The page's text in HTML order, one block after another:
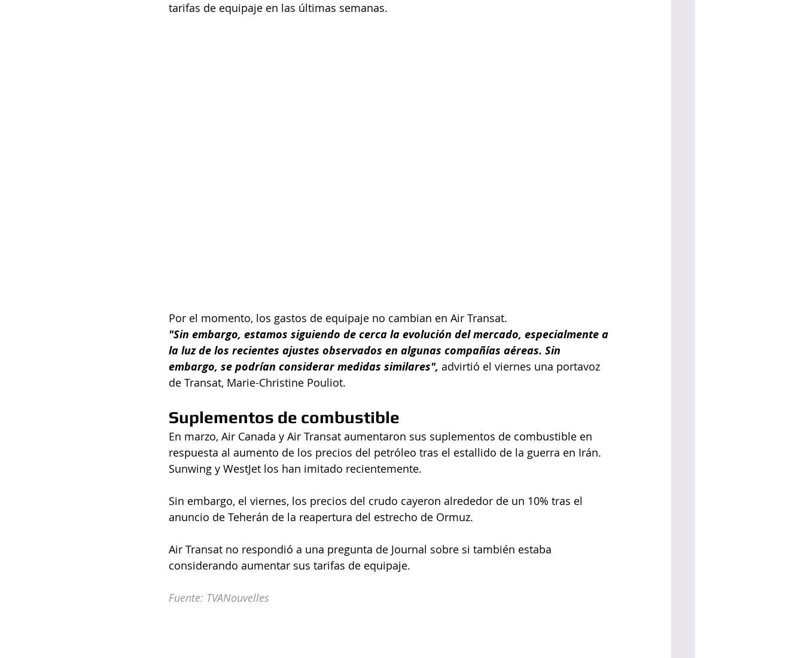
tarifas de equipaje en las últimas semanas.
Por el momento, los gastos de equipaje no cambian en Air Transat.
"Sin embargo, estamos siguiendo de cerca la evolución del mercado, especialmente a
la luz de los recientes ajustes observados en algunas compañías aéreas. Sin
embargo, se podrían considerar medidas similares", advirtió el viernes una portavoz
de Transat, Marie-Christine Pouliot.
Suplementos de combustible
En marzo, Air Canada y Air Transat aumentaron sus suplementos de combustible en
respuesta al aumento de los precios del petróleo tras el estallido de la guerra en Irán.
Sunwing y WestJet los han imitado recientemente.
Sin embargo, el viernes, los precios del crudo cayeron alrededor de un 10% tras el
anuncio de Teherán de la reapertura del estrecho de Ormuz.
Air Transat no respondió a una pregunta de Journal sobre si también estaba
considerando aumentar sus tarifas de equipaje.
Fuente: TVANouvelles